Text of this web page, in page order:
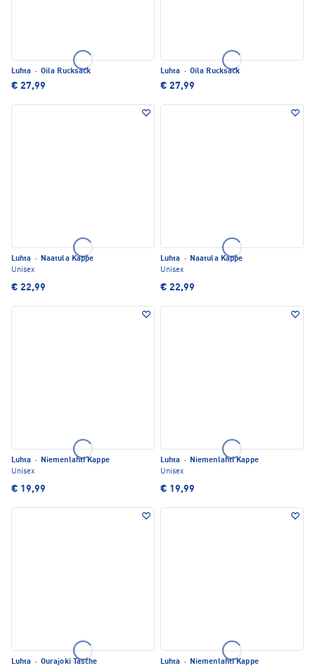
Luhta · Oila Rucksack
€ 27,99
Luhta · Oila Rucksack
€ 27,99
Luhta · Naatula Kappe
Unisex
€ 22,99
Luhta · Naatula Kappe
Unisex
€ 22,99
Luhta · Niemenlahti Kappe
Unisex
€ 19,99
Luhta · Niemenlahti Kappe
Unisex
€ 19,99
Luhta · Ourajoki Tasche Luhta · Niemenlahti Kappe